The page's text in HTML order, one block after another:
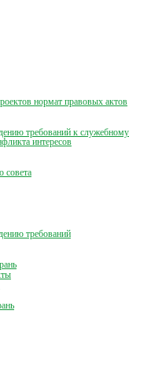
нормат правовых актов
требований к служебному
интересов
совета
требований